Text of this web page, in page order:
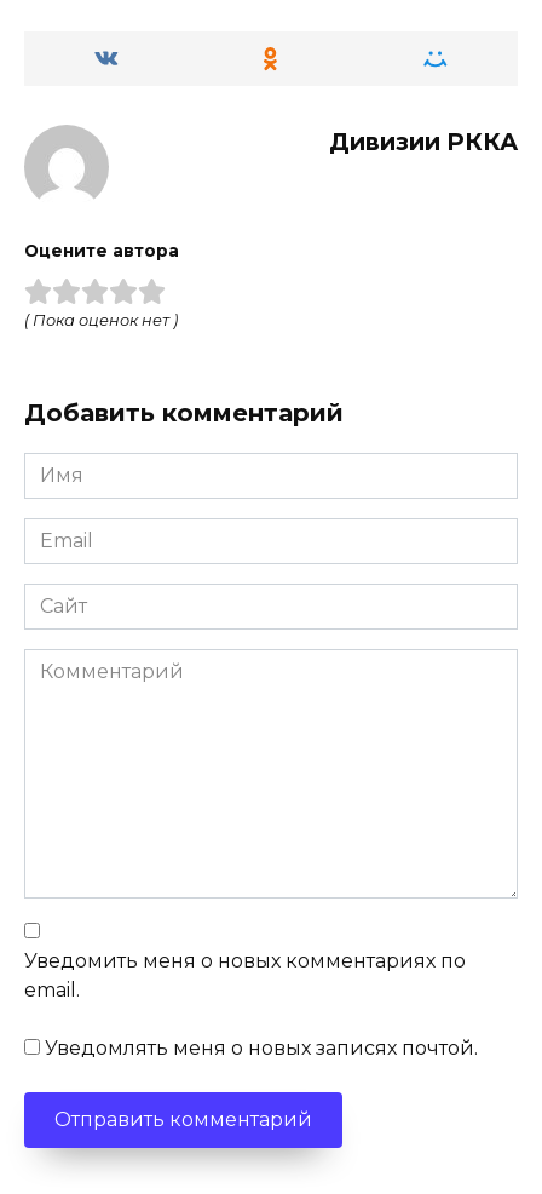
Дивизии РККА
Оцените автора
( Пока оценок нет )
Добавить комментарий
Имя
Email
Сайт
Комментарий
Уведомить меня о новых комментариях по
email.
Уведомлять меня о новых записях почтой.